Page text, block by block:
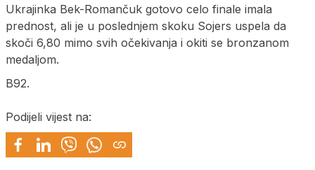
Ukrajinka Bek-Romančuk gotovo celo finale imala
prednost, ali je u poslednjem skoku Sojers uspela da
skoči 6,80 mimo svih očekivanja i okiti se bronzanom
medaljom.
B92.
Podijeli vijest na: